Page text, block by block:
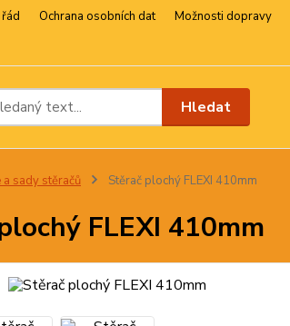
Ochrana osobních dat Možnosti dopravy
Hledat
a sady stěračů Stěrač plochý FLEXI 410mm
FLEXI 410mm